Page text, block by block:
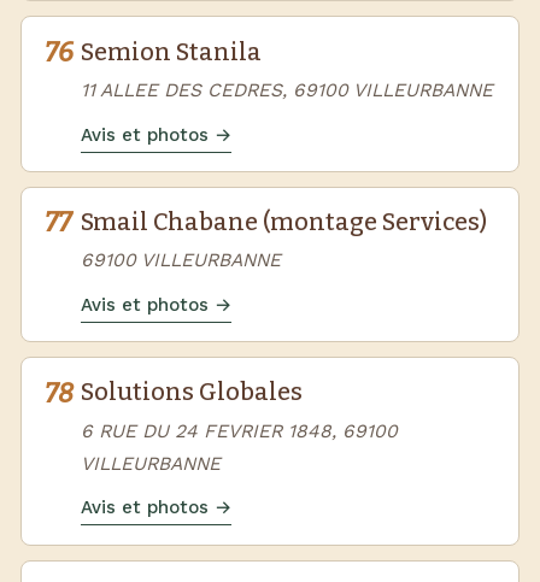
76 Semion Stanila
11 ALLEE DES CEDRES, 69100 VILLEURBANNE
Avis et photos →
77 Smail Chabane (montage Services)
69100 VILLEURBANNE
Avis et photos →
78 Solutions Globales
6 RUE DU 24 FEVRIER 1848, 69100
VILLEURBANNE
Avis et photos →